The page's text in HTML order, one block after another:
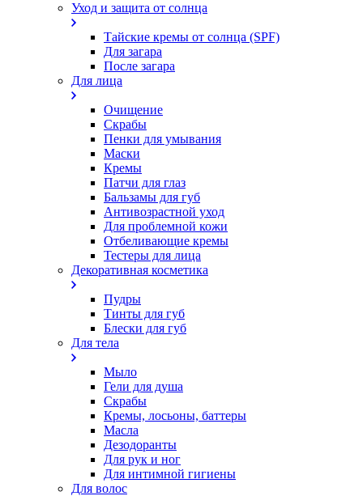
Уход и защита от солнца
Тайские кремы от солнца (SPF)
Для загара
После загара
Для лица
Очищение
Скрабы
Пенки для умывания
Маски
Кремы
Патчи для глаз
Бальзамы для губ
Антивозрастной уход
Для проблемной кожи
Oтбеливающие кремы
Тестеры для лица
Декоративная косметика
Пудры
Тинты для губ
Блески для губ
Для тела
Мыло
Гели для душа
Скрабы
Кремы, лосьоны, баттеры
Масла
Дезодоранты
Для рук и ног
Для интимной гигиены
Для волос